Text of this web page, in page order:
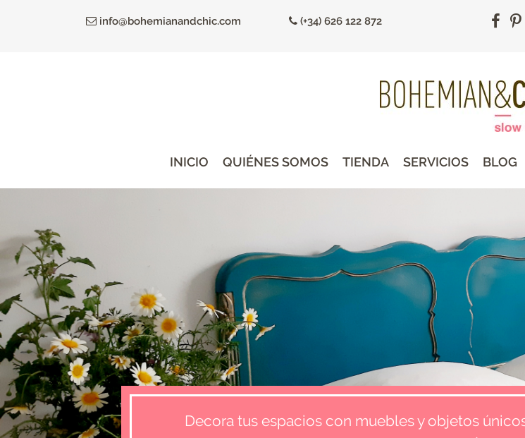
info@bohemianandchic.com (+34) 626 122 872
INICIO QUIÉNES SOMOS TIENDA SERVICIOS BLOG
Decora tus espacios con muebles y objetos